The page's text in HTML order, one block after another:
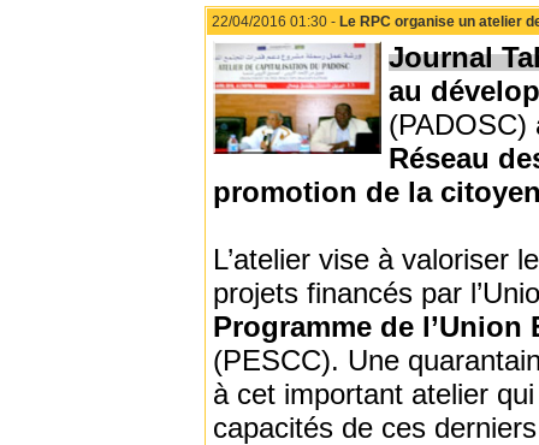
22/04/2016 01:30 - Le RPC organise un atelier
Journal
au
Réseau
promotion de la
L’atelier vise à valoriser
projets financés par
Programme de
(PESCC). Une
à cet important atelier
capacités de ces